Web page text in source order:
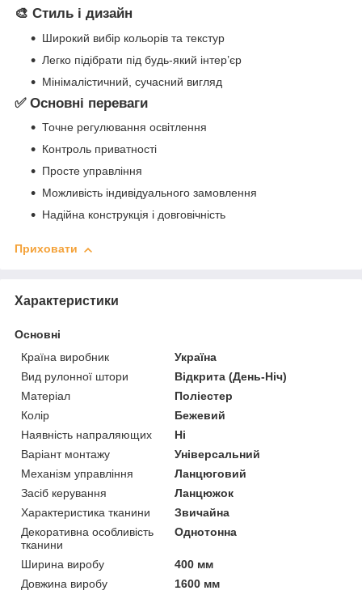
🎨 Стиль і дизайн
Широкий вибір кольорів та текстур
Легко підібрати під будь-який інтер’єр
Мінімалістичний, сучасний вигляд
✅ Основні переваги
Точне регулювання освітлення
Контроль приватності
Просте управління
Можливість індивідуального замовлення
Надійна конструкція і довговічність
Приховати
Характеристики
Основні
Країна виробник
Україна
Вид рулонної штори
Відкрита (День-Ніч)
Матеріал
Поліестер
Колір
Бежевий
Наявність напраляющих
Ні
Варіант монтажу
Універсальний
Механізм управління
Ланцюговий
Засіб керування
Ланцюжок
Характеристика тканини
Звичайна
Декоративна особливість
тканини
Однотонна
Ширина виробу
400 мм
Довжина виробу
1600 мм